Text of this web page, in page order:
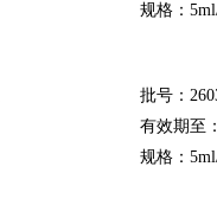
规格：
批号：
有效期至
规格：